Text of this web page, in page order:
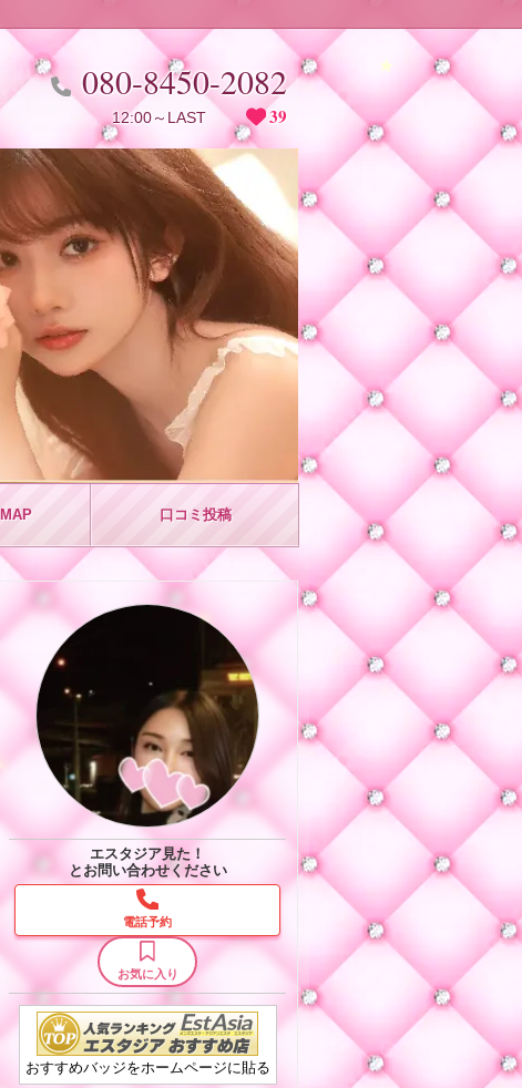
080-8450-2082
12:00～LAST 39
MAP 口コミ 投稿
エスタジア見た！
とお問い合わせください
電話予約
お気に入り
おすすめバッジをホームページに貼る